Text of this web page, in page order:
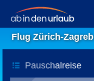
Flug Zürich-Zagreb